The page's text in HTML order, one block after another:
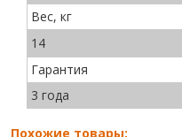
Вес, кг
14
Гарантия
3 года
Похожие товары: